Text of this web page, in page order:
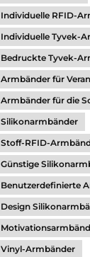
Individuelle RFID-
Individuelle Tyvek-
Bedruckte Tyvek-
Armbänder für
Armbänder für die
Silikonarmbänder
Stoff-RFID-
Günstige
Benutzerdefinierte
Design
Vinyl-Armbänder